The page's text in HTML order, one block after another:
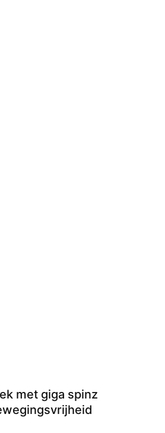
met giga spinz